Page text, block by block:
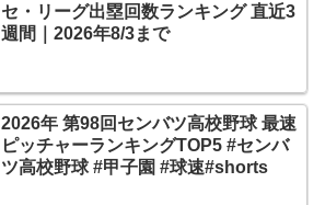
セ・リーグ出塁回数ランキング 直近3
週間｜2026年8/3まで
2026年 第98回センバツ高校野球 最速
ピッチャーランキングTOP5 #センバ
ツ高校野球 #甲子園 #球速#shorts